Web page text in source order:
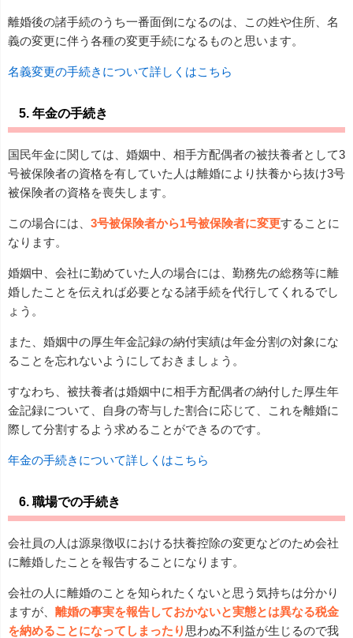
離婚後の諸手続のうち一番面倒になるのは、この姓や住所、名
義の変更に伴う各種の変更手続になるものと思います。
名義変更の手続きについて詳しくはこちら
5. 年金の手続き
国民年金に関しては、婚姻中、相手方配偶者の被扶養者として3
号被保険者の資格を有していた人は離婚により扶養から抜け3号
被保険者の資格を喪失します。
この場合には、 3号被保険者から1号被保険者に変更することに
なります。
婚姻中、会社に勤めていた人の場合には、勤務先の総務等に離
婚したことを伝えれば必要となる諸手続を代行してくれるでし
ょう。
また、婚姻中の厚生年金記録の納付実績は年金分割の対象にな
ることを忘れないようにしておきましょう。
すなわち、被扶養者は婚姻中に相手方配偶者の納付した厚生年
金記録について、自身の寄与した割合に応じて、これを離婚に
際して分割するよう求めることができるのです。
年金の手続きについて詳しくはこちら
6. 職場での手続き
会社員の人は源泉徴収における扶養控除の変更などのため会社
に離婚したことを報告することになります。
会社の人に離婚のことを知られたくないと思う気持ちは分かり
ますが、 離婚の事実を報告しておかないと実態とは異なる税金
を納めることになってしまったり 思わぬ不利益が生じるので我